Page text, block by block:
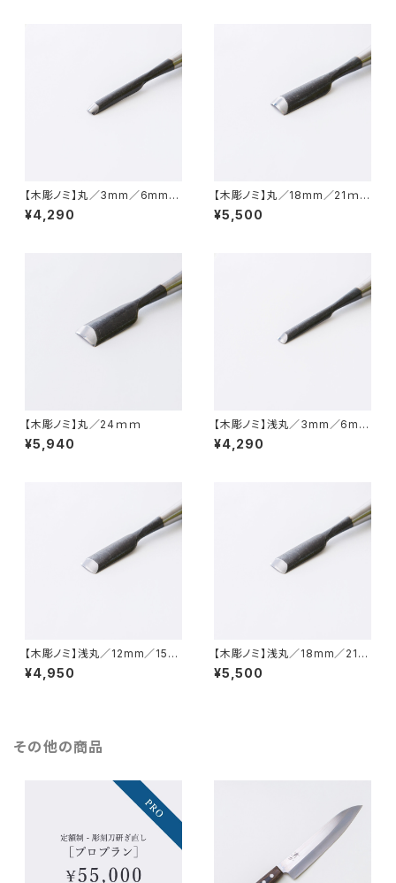
【木彫ノミ】丸／3mm／6mm／
9mm
¥4,290
【木彫ノミ】丸／18mm／21ｍ
ｍ
¥5,500
【木彫ノミ】丸／24ｍｍ
¥5,940
【木彫ノミ】浅丸／3mm／6mm
／9mm
¥4,290
【木彫ノミ】浅丸／12mm／15m
m
¥4,950
【木彫ノミ】浅丸／18mm／21ｍ
ｍ
¥5,500
その他の商品